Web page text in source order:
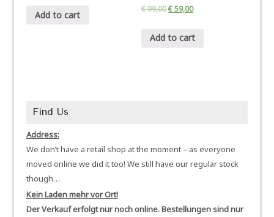
Add to cart
€99,00€59,00
Add to cart
Find Us
Address:
We don’t have a retail shop at the moment – as everyone
moved online we did it too! We still have our regular stock
though…
Kein Laden mehr vor Ort!
Der Verkauf erfolgt nur noch online. Bestellungen sind nur